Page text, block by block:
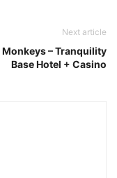
Next article
– Tranquility
Base Hotel + Casino